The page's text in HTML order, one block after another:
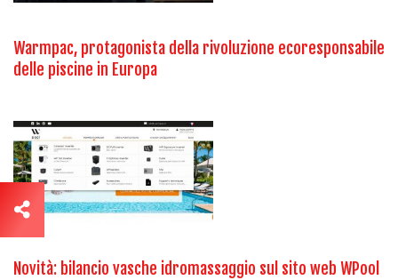
Warmpac, protagonista della rivoluzione ecoresponsabile
delle piscine in Europa
Novità: bilancio vasche idromassaggio sul sito web WPool